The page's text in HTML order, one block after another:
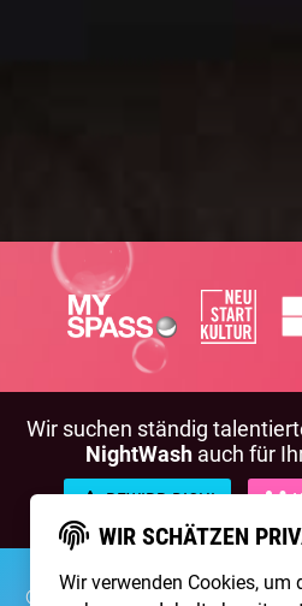
Wir suchen ständig
NightWash auch für
BEWIRB DICH!
©2026 Brainpool LiveÜber
WIR SCHÄTZEN
Wir verwenden Cookies, um